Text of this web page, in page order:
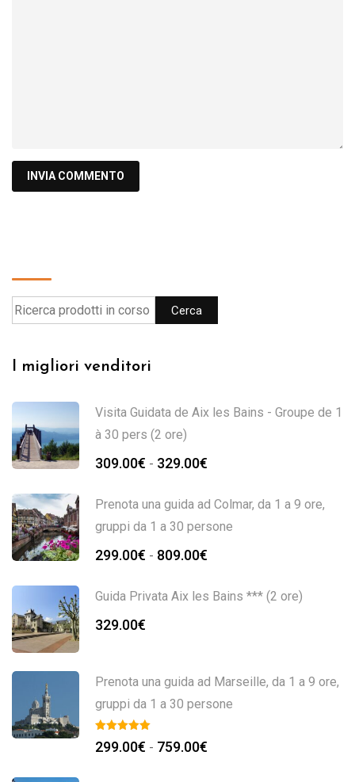
Cerca
I migliori venditori
Visita Guidata de Aix les Bains - Groupe de 1
à 30 pers (2 ore)
309.00€ - 329.00€
Prenota una guida ad Colmar, da 1 a 9 ore,
gruppi da 1 a 30 persone
299.00€ - 809.00€
Guida Privata Aix les Bains *** (2 ore)
329.00€
Prenota una guida ad Marseille, da 1 a 9 ore,
gruppi da 1 a 30 persone
299.00€ - 759.00€